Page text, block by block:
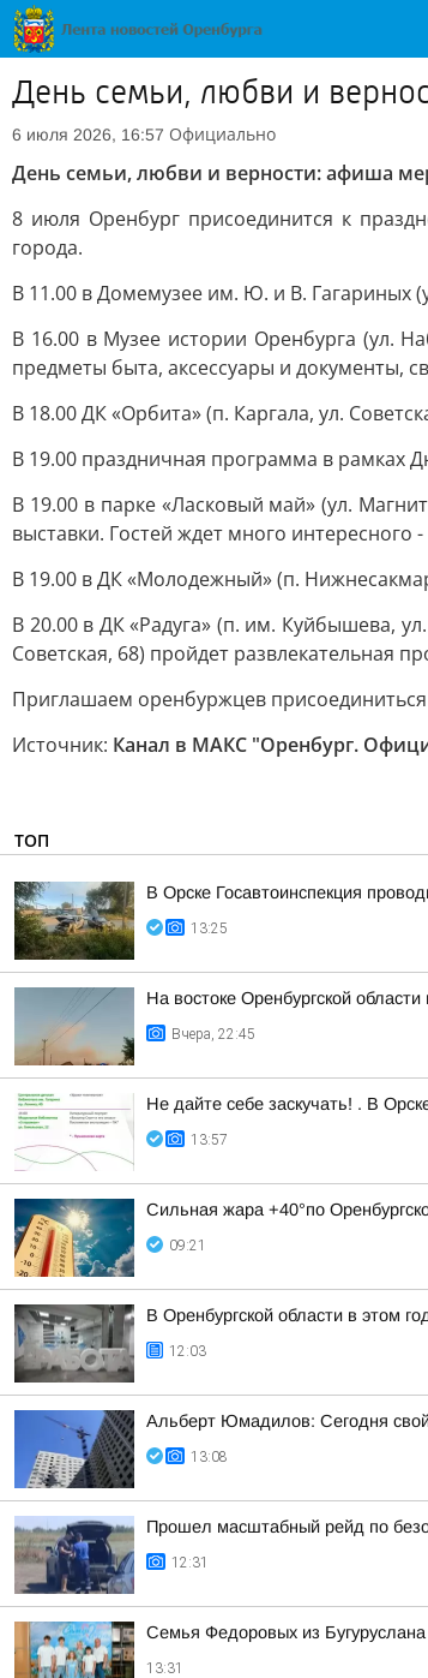
День семьи, любви и
6 июля 2026, 16:57 Официально
День семьи, любви и верности: афиша
8 июля Оренбург присоединится к
города.
В 11.00 в Домемузее им. Ю. и В. Гагариных
В 16.00 в Музее истории Оренбурга (ул.
предметы быта, аксессуары и документы,
В 18.00 ДК «Орбита» (п. Каргала, ул.
В 19.00 праздничная программа в рамках
В 19.00 в парке «Ласковый май» (ул.
выставки. Гостей ждет много интересного
В 19.00 в ДК «Молодежный» (п.
В 20.00 в ДК «Радуга» (п. им. Куйбышева,
Советская, 68) пройдет развлекательная
Приглашаем оренбуржцев
Источник: Канал в МАКС "Оренбург.
ТОП
В Орске Госавтоинспекция
13:25
На востоке Оренбургской области
Вчера, 22:45
Не дайте себе заскучать! . В
13:57
Сильная жара +40°по
09:21
В Оренбургской области в этом
12:03
Альберт Юмадилов: Сегодня
13:08
Прошел масштабный рейд по
12:31
Семья Федоровых из
13:31